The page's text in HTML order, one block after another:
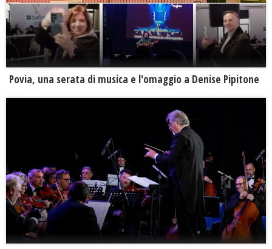
Povia, una serata di musica e l'omaggio a Denise Pipitone